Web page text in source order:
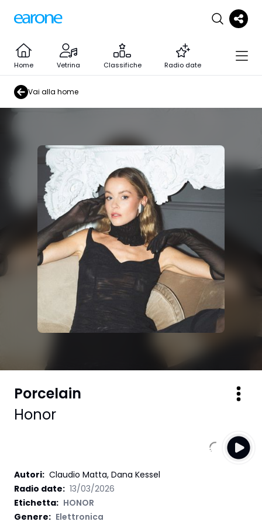
Home Vetrina Classifiche Radio date
Vai alla home
Porcelain
Honor
Autori: Claudio Matta, Dana Kessel
Radio date: 13/03/2026
Etichetta: HONOR
Genere: Elettronica